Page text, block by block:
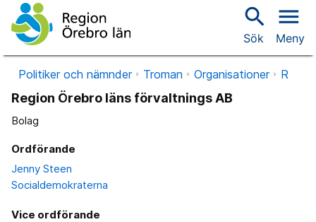
search
Sök
menu
Meny
Politiker och nämnder Troman Organisationer R
Region Örebro läns förvaltnings AB
Bolag
Ordförande
Jenny Steen
Socialdemokraterna
Vice ordförande